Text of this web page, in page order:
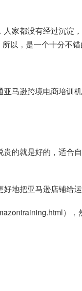
家都没有经过沉淀
以，是一个十分不错
马逊跨境电商培训
的就是好的，适合
地把亚马逊店铺给运
），